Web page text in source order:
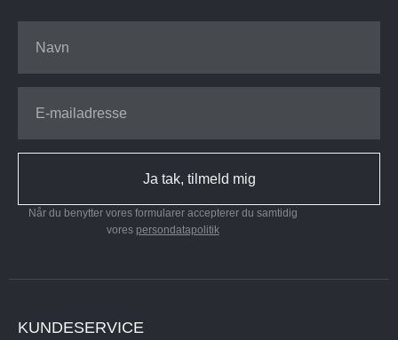
Ja tak, tilmeld mig
Når du benytter vores formularer accepterer du samtidig
vores persondatapolitik
KUNDESERVICE